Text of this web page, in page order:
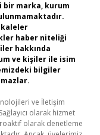
bir marka, kurum
haber niteliği
hakkında
ve kişiler ile isim
bilgiler
ve İletişim
olarak hizmet
olarak denetleme